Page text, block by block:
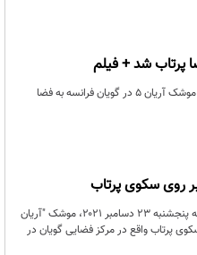
پرتاب شد + فیلم
تلسکوپ فضایی جیمز وب ناسا دقایقی پیش با موشک آریان ۵ در گویان فرانسه به فضا
روی سکوی پرتاب
ناسا ساعاتی پیش با انتشار تصاویری خبر داد که پنجشنبه ۲۳ دسامبر ۲۰۲۱، موشک "آریان
پرتاب واقع در مرکز فضایی گویان در